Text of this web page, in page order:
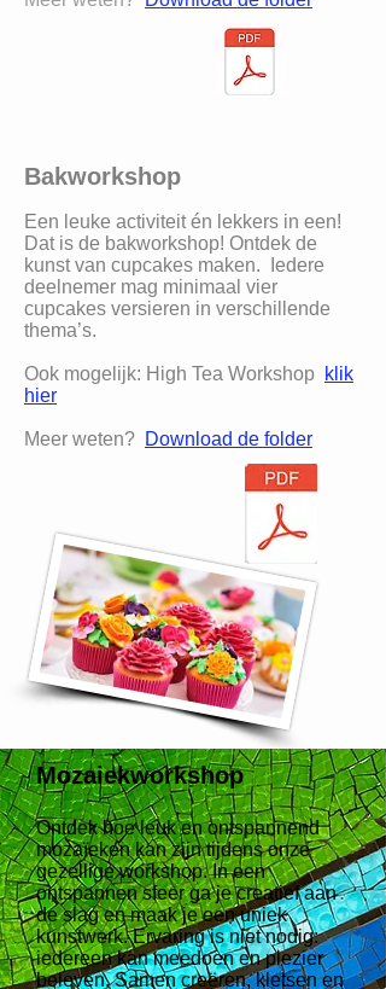
Bakworkshop
Een leuke activiteit én lekkers in een!
Dat is de bakworkshop! Ontdek de
kunst van cupcakes maken. Iedere
deelnemer mag minimaal vier
cupcakes versieren in verschillende
thema’s.
Ook mogelijk: High Tea Workshop klik
hier
Meer weten? Download de folder
Mozaiekworkshop
Ontdek hoe leuk en ontspannend
mozaïeken kan zijn tijdens onze
gezellige workshop. In een
ontspannen sfeer ga je creatief aan
de slag en maak je een uniek
kunstwerk. Ervaring is niet nodig:
iedereen kan meedoen en plezier
beleven. Samen creëren, kletsen en